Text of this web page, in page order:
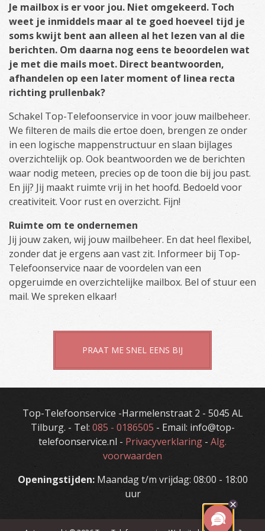
Je mailbox is er voor jou. Niet omgekeerd. Toch
weet je inmiddels maar al te goed hoeveel tijd je
soms kwijt bent aan alleen al het lezen van al die
berichten. Om daarna nog eens te beoordelen wat
je met die mails moet. Direct beantwoorden,
afhandelen op een later moment of linea recta
richting prullenbak?
Schakel Top-Telefoonservice in voor jouw mailbeheer.
We filteren de mails die ertoe doen, brengen ze onder
in een logische mappenstructuur en slaan bijlages
overzichtelijk op. Ook beantwoorden we de berichten
waar nodig meteen, precies op de toon die bij jou past.
En jij? Jij maakt ruimte vrij in het hoofd. Bedoeld voor
creativiteit. Voor rust en overzicht. Fijn!
Ruimte om te ondernemen
Jij jouw zaken, wij jouw mailbeheer. En dat heel flexibel,
zonder dat je ergens aan vast zit. Informeer bij Top-
Telefoonservice naar de voordelen van een
opgeruimde en overzichtelijke mailbox. Bel of stuur een
mail. We spreken elkaar!
PRAAT ME SNEL EENS BIJ
Top-Telefoonservice -Harmelenstraat 2 - 5045 AL
Tilburg. - Tel: 085 - 0186505 - Email: info@top-
telefoonservice.nl - Privacyverklaring - Alg.
voorwaarden
Openingstijden:Maandag t/m vrijdag: 08:00 - 18:00
uur